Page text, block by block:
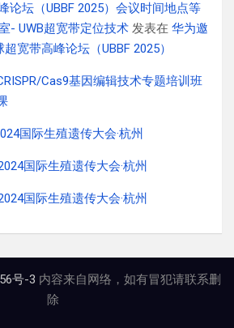
论坛（UBBF 2025）会议时间地点等
- UWB超宽带定位技术 发表在 华为邀
宽带高峰论坛（UBBF 2025）
Cas9基因编辑技术专题培训班
国际生殖遗传大会·杭州
国际生殖遗传大会·杭州
国际生殖遗传大会·杭州
号-3 内容来自网络，如有冒犯请联系删
除